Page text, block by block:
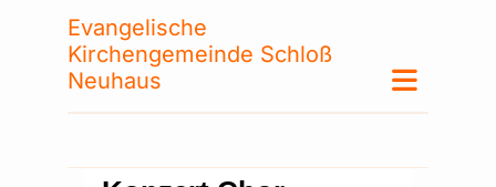
Evangelische
Kirchengemeinde Schloß
Neuhaus